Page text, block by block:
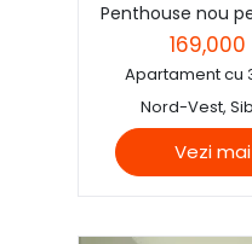
Penthouse nou
Apartament cu
Nord-Vest,
Vezi